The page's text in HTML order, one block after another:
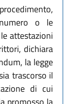
o le
attestazioni
dichiara
la legge
trascorso il
di cui